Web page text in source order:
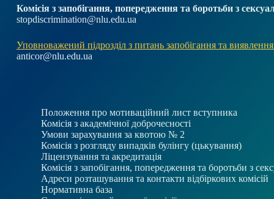
Комісія з запобігання, попередження та боротьби з
stopdiscrimination@nlu.edu.ua
Уповноважений підрозділ з питань запобігання та виявлення
anticor@nlu.edu.ua
Положення про мотиваційний лист вступника
Комісія з академічної доброчесності
Умови зарахування за квотою № 2
Комісія з розгляду випадків булінгу (цькування)
Ліцензування та акредитація
Комісія з запобігання, попередження та боротьби з
Адреси розташування та контакти відбіркових комісій
Нормативна база